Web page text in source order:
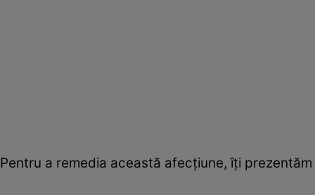
Pentru a remedia această afecţiune, îţi